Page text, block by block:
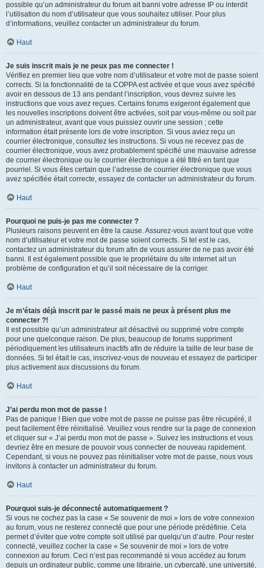
possible qu’un administrateur du forum ait banni votre adresse IP ou interdit
l’utilisation du nom d’utilisateur que vous souhaitez utiliser. Pour plus
d’informations, veuillez contacter un administrateur du forum.
Haut
Je suis inscrit mais je ne peux pas me connecter !
Vérifiez en premier lieu que votre nom d’utilisateur et votre mot de passe soient
corrects. Si la fonctionnalité de la COPPA est activée et que vous avez spécifié
avoir en dessous de 13 ans pendant l’inscription, vous devrez suivre les
instructions que vous avez reçues. Certains forums exigeront également que
les nouvelles inscriptions doivent être activées, soit par vous-même ou soit par
un administrateur, avant que vous puissiez ouvrir une session ; cette
information était présente lors de votre inscription. Si vous aviez reçu un
courrier électronique, consultez les instructions. Si vous ne recevez pas de
courrier électronique, vous avez probablement spécifié une mauvaise adresse
de courrier électronique ou le courrier électronique a été filtré en tant que
pourriel. Si vous êtes certain que l’adresse de courrier électronique que vous
avez spécifiée était correcte, essayez de contacter un administrateur du forum.
Haut
Pourquoi ne puis-je pas me connecter ?
Plusieurs raisons peuvent en être la cause. Assurez-vous avant tout que votre
nom d’utilisateur et votre mot de passe soient corrects. Si tel est le cas,
contactez un administrateur du forum afin de vous assurer de ne pas avoir été
banni. Il est également possible que le propriétaire du site internet ait un
problème de configuration et qu’il soit nécessaire de la corriger.
Haut
Je m’étais déjà inscrit par le passé mais ne peux à présent plus me
connecter ?!
Il est possible qu’un administrateur ait désactivé ou supprimé votre compte
pour une quelconque raison. De plus, beaucoup de forums suppriment
périodiquement les utilisateurs inactifs afin de réduire la taille de leur base de
données. Si tel était le cas, inscrivez-vous de nouveau et essayez de participer
plus activement aux discussions du forum.
Haut
J’ai perdu mon mot de passe !
Pas de panique ! Bien que votre mot de passe ne puisse pas être récupéré, il
peut facilement être réinitialisé. Veuillez vous rendre sur la page de connexion
et cliquer sur « J’ai perdu mon mot de passe ». Suivez les instructions et vous
devriez être en mesure de pouvoir vous connecter de nouveau rapidement.
Cependant, si vous ne pouvez pas réinitialiser votre mot de passe, nous vous
invitons à contacter un administrateur du forum.
Haut
Pourquoi suis-je déconnecté automatiquement ?
Si vous ne cochez pas la case « Se souvenir de moi » lors de votre connexion
au forum, vous ne resterez connecté que pour une période prédéfinie. Cela
permet d’éviter que votre compte soit utilisé par quelqu’un d’autre. Pour rester
connecté, veuillez cocher la case « Se souvenir de moi » lors de votre
connexion au forum. Ceci n’est pas recommandé si vous accédez au forum
depuis un ordinateur public, comme une librairie, un cybercafé, une université,